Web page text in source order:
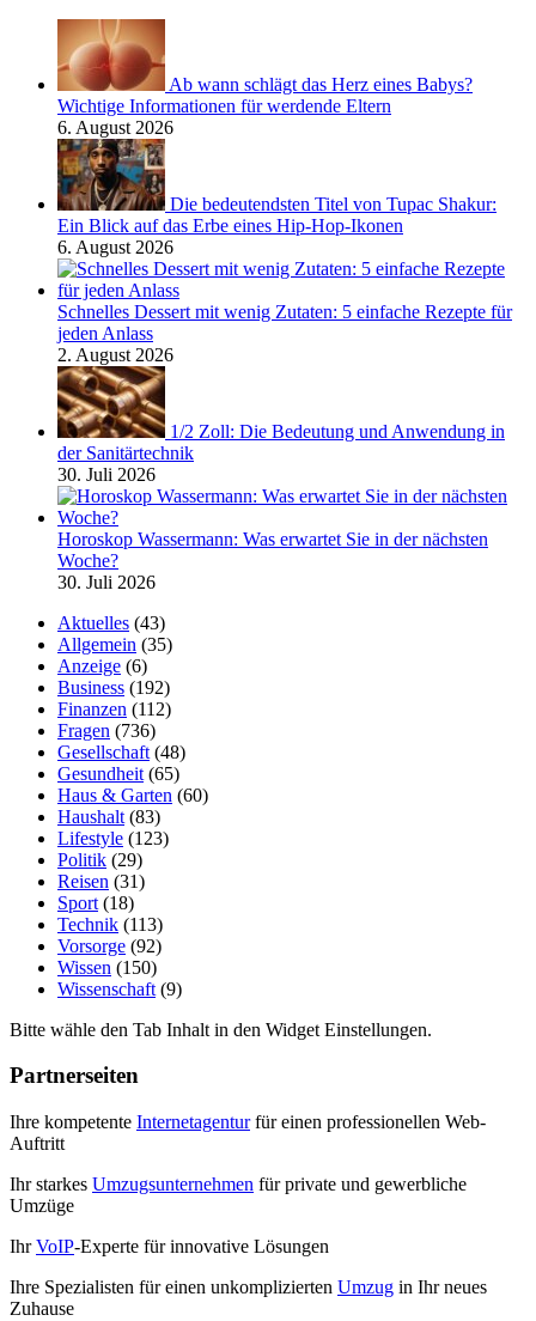
Ab wann schlägt das Herz eines Babys?
Wichtige Informationen für werdende Eltern
6. August 2026
Die bedeutendsten Titel von Tupac Shakur:
Ein Blick auf das Erbe eines Hip-Hop-Ikonen
6. August 2026
Schnelles Dessert mit wenig Zutaten: 5 einfache Rezepte für
jeden Anlass
2. August 2026
1/2 Zoll: Die Bedeutung und Anwendung in
der Sanitärtechnik
30. Juli 2026
Horoskop Wassermann: Was erwartet Sie in der nächsten
Woche?
30. Juli 2026
Aktuelles (43)
Allgemein (35)
Anzeige (6)
Business (192)
Finanzen (112)
Fragen (736)
Gesellschaft (48)
Gesundheit (65)
Haus & Garten (60)
Haushalt (83)
Lifestyle (123)
Politik (29)
Reisen (31)
Sport (18)
Technik (113)
Vorsorge (92)
Wissen (150)
Wissenschaft (9)
Bitte wähle den Tab Inhalt in den Widget Einstellungen.
Partnerseiten
Ihre kompetente Internetagenturfür einen professionellen Web-
Auftritt
Ihr starkes Umzugsunternehmen für private und gewerbliche
Umzüge
IhrVoIP-Experte für innovative Lösungen
Ihre Spezialisten für einen unkomplizierten Umzug in Ihr neues
Zuhause